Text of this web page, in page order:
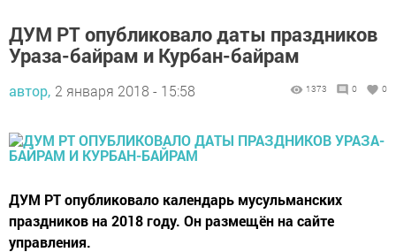
ДУМ РТ опубликовало даты праздников
Ураза-байрам и Курбан-байрам
автор, 2 января 2018 - 15:58 1373 0 0
ДУМ РТ опубликовало календарь мусульманских
праздников на 2018 году. Он размещён на сайте
управления.